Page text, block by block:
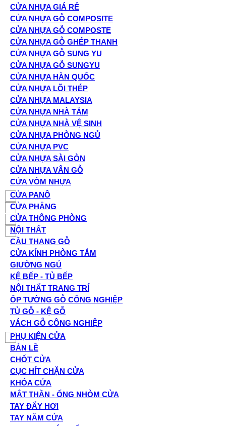
CỬA NHỰA GIÁ RẺ
CỬA NHỰA GỖ COMPOSITE
CỬA NHỰA GỖ COMPOSTE
CỬA NHỰA GỖ GHÉP THANH
CỬA NHỰA GỖ SUNG YU
CỬA NHỰA GỖ SUNGYU
CỬA NHỰA HÀN QUỐC
CỬA NHỰA LÕI THÉP
CỬA NHỰA MALAYSIA
CỬA NHỰA NHÀ TẮM
CỬA NHỰA NHÀ VỆ SINH
CỬA NHỰA PHÒNG NGỦ
CỬA NHỰA PVC
CỬA NHỰA SÀI GÒN
CỬA NHỰA VÂN GỖ
CỬA VÒM NHỰA
CỬA PANÔ
CỬA PHẲNG
CỬA THÔNG PHÒNG
NỘI THẤT
CẦU THANG GỖ
CỬA KÍNH PHÒNG TẮM
GIƯỜNG NGỦ
KỆ BẾP - TỦ BẾP
NỘI THẤT TRANG TRÍ
ỐP TƯỜNG GỖ CÔNG NGHIỆP
TỦ GỖ - KỆ GỖ
VÁCH GỖ CÔNG NGHIỆP
PHỤ KIỆN CỬA
BẢN LỀ
CHỐT CỬA
CỤC HÍT CHẶN CỬA
KHÓA CỬA
MẮT THẦN - ỐNG NHÒM CỬA
TAY ĐẨY HƠI
TAY NẮM CỬA